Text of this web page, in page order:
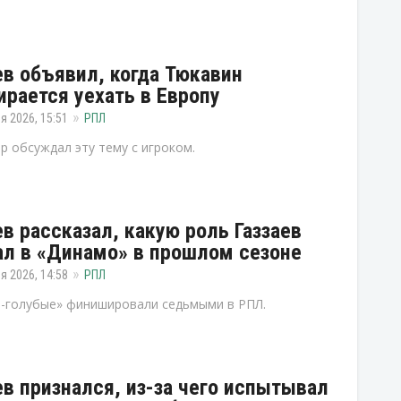
объявил, когда Тюкавин
уехать в Европу
2026, 15:51 РПЛ
обсуждал эту тему с игроком.
рассказал, какую роль Газзаев
в «Динамо» в прошлом сезоне
2026, 14:58 РПЛ
голубые» финишировали седьмыми в РПЛ.
признался, из-за чего испытывал